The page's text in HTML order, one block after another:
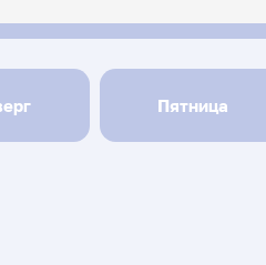
Пятница